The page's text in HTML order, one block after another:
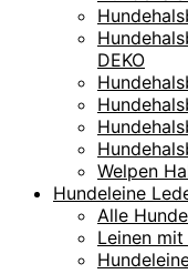
DEKO
Welpen
Hundeleine
Alle
Leinen